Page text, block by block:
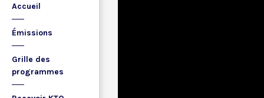
Accueil
Émissions
Grille des
programmes